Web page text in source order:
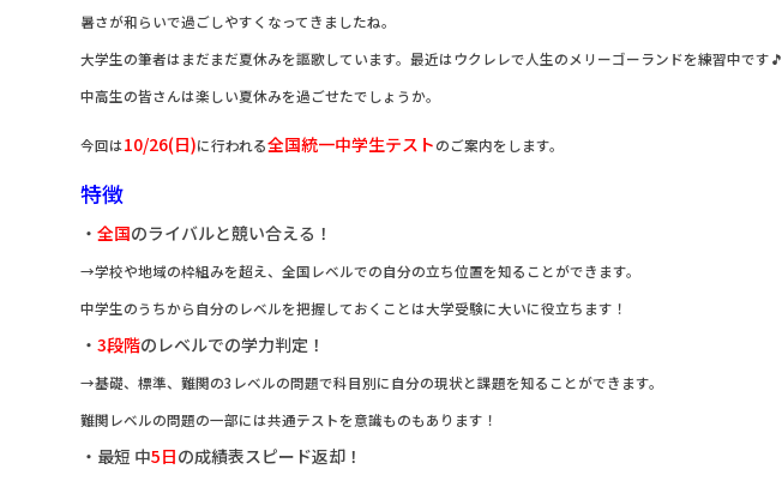
暑さが和らいで過ごしやすくなってきましたね。
大学生の筆者はまだまだ夏休みを謳歌しています。最近はウクレレで人生のメリーゴーランドを練習中です🎵
中高生の皆さんは楽しい夏休みを過ごせたでしょうか。
今回は10/26(日)に行われる全国統一中学生テストのご案内をします。
特徴
・全国のライバルと競い合える！
→学校や地域の枠組みを超え、全国レベルでの自分の立ち位置を知ることができます。
中学生のうちから自分のレベルを把握しておくことは大学受験に大いに役立ちます！
・3段階のレベルでの学力判定！
→基礎、標準、難関の3レベルの問題で科目別に自分の現状と課題を知ることができます。
難関レベルの問題の一部には共通テストを意識ものもあります！
・最短 中5日の成績表スピード返却！